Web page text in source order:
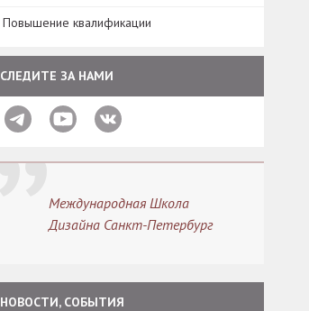
Повышение квалификации
СЛЕДИТЕ ЗА НАМИ
Международная Школа
Дизайна Санкт-Петербург
НОВОСТИ, СОБЫТИЯ